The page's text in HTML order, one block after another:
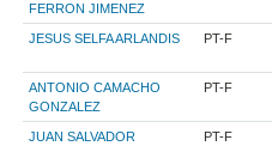
FERRON JIMENEZ
JESUS SELFA ARLANDIS PT-F
ANTONIO CAMACHO
GONZALEZ
PT-F
JUAN SALVADOR
PT-F